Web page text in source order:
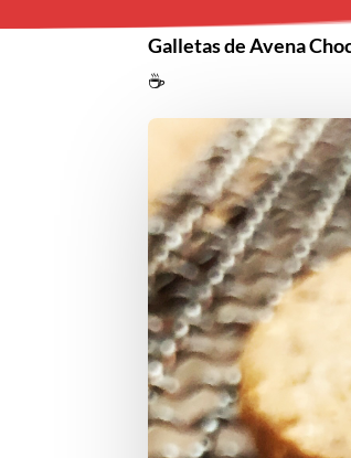
Galletas de Avena
☕️